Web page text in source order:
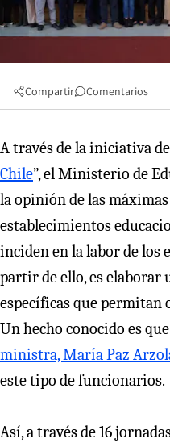
Compartir Comentarios
A través de la iniciativa
Chile”, el Ministerio de
la opinión de las
establecimientos
inciden en la labor de los
partir de ello, es elaborar
específicas que
Un hecho conocido es que
ministra, María Paz
este tipo de funcionarios.
Así, a través de 16